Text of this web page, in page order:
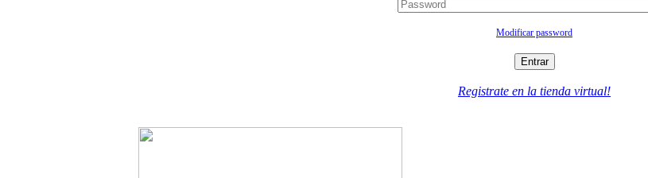
Modificar password
Entrar
Registrate en la tienda virtual!